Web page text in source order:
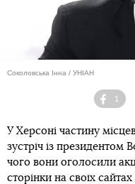
Соколовська Інна / УНІАН
1
У Херсоні частину
зустріч із
чого вони оголосили
сторінки на своїх сайтах